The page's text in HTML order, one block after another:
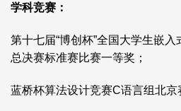
学科竞赛：
第十七届“博创杯”全国大学生嵌
总决赛标准赛比赛一等奖；
蓝桥杯算法设计竞赛C语言组北京